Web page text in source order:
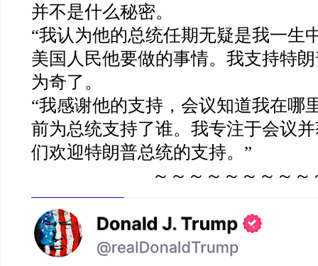
并不是什么秘密。
“我认为他的总统任期无疑是我一生
美国人民他要做的事情。我支持特
为奇了。
“我感谢他的支持，会议知道我在哪
前为总统支持了谁。我专注于会议
们欢迎特朗普总统的支持。 ”
～～～～～～～～～